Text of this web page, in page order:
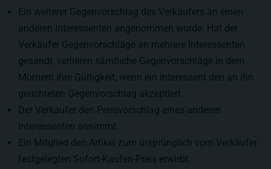
Ein weiterer Gegenvorschlag des Verkäufers an einen
anderen Interessenten angenommen wurde. Hat der
Verkäufer Gegenvorschläge an mehrere Interessenten
gesandt, verlieren sämtliche Gegenvorschläge in dem
Moment ihre Gültigkeit, wenn ein Interessent den an ihn
gerichteten Gegenvorschlag akzeptiert.
Der Verkäufer den Preisvorschlag eines anderen
Interessenten annimmt.
Ein Mitglied den Artikel zum ursprünglich vom Verkäufer
festgelegten Sofort-Kaufen-Preis erwirbt.